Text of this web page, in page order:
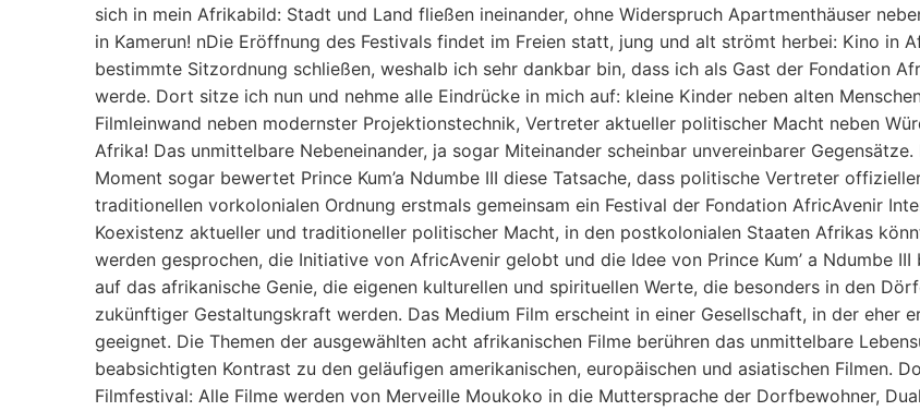
sich in mein Afrikabild: Stadt und Land fließen ineinander, ohne Widerspruch Apartmenthäuser
in Kamerun! nDie Eröffnung des Festivals findet im Freien statt, jung und alt strömt herbei: Kino in
bestimmte Sitzordnung schließen, weshalb ich sehr dankbar bin, dass ich als Gast der Fondation
werde. Dort sitze ich nun und nehme alle Eindrücke in mich auf: kleine Kinder neben alten
Filmleinwand neben modernster Projektionstechnik, Vertreter aktueller politischer Macht neben
Afrika! Das unmittelbare Nebeneinander, ja sogar Miteinander scheinbar unvereinbarer
Moment sogar bewertet Prince Kum’a Ndumbe III diese Tatsache, dass politische Vertreter
traditionellen vorkolonialen Ordnung erstmals gemeinsam ein Festival der Fondation AfricAvenir
Koexistenz aktueller und traditioneller politischer Macht, in den postkolonialen Staaten Afrikas
werden gesprochen, die Initiative von AfricAvenir gelobt und die Idee von Prince Kum’ a Ndumbe
auf das afrikanische Genie, die eigenen kulturellen und spirituellen Werte, die besonders in den
zukünftiger Gestaltungskraft werden. Das Medium Film erscheint in einer Gesellschaft, in der eher
geeignet. Die Themen der ausgewählten acht afrikanischen Filme berühren das unmittelbare
beabsichtigten Kontrast zu den geläufigen amerikanischen, europäischen und asiatischen Filmen.
Filmfestival: Alle Filme werden von Merveille Moukoko in die Muttersprache der Dorfbewohner,